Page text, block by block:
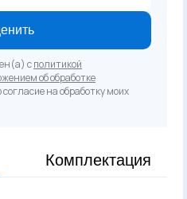
сполитикой
об обработке
согласие на обработку моих
Комплектация